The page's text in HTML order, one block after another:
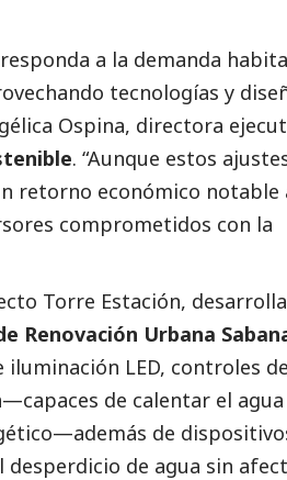
a la demanda
tecnologías y
Ospina, directora
. “Aunque estos
retorno económico notable
comprometidos con la
Torre Estación,
Renovación Urbana
LED, controles de
de calentar el agua
de
de agua sin